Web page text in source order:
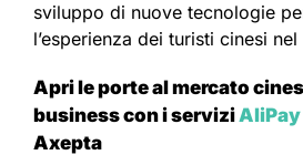
sviluppo di nuove tecnologie
l’esperienza dei turisti cinesi
Apri le porte al mercato
business con i serviziAliPay
Axepta